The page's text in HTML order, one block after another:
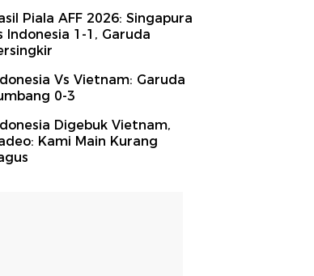
Piala AFF 2026: Singapura
Indonesia 1-1, Garuda
Vs Vietnam: Garuda
0-3
Digebuk Vietnam,
Kami Main Kurang